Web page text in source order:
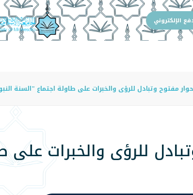
الإلكتروني
حوار مفتوح وتبادل للرؤى والخبرات على طاولة اجتماع "السنة
للرؤى والخبرات على